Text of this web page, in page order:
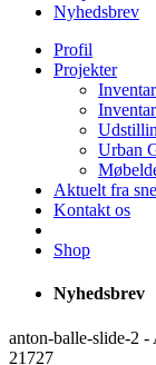
Nyhedsbrev
Profil
Projekter
Urban
Aktuelt fra
Kontakt os
Shop
Nyhedsbrev
anton-balle-slide-2
21727